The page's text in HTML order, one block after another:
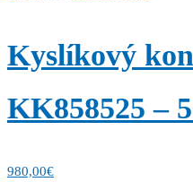
Kyslíkový
KK858525 –
980,00€